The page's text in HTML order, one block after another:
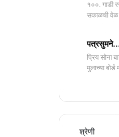
१००. गाडी
सकाळची
प्रिय सोना
मुलाच्या बोर्ड
श्रेणी